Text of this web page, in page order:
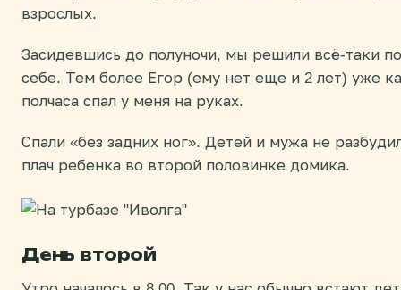
взрослых.
Засидевшись до полуночи, мы решили всё-таки
себе. Тем более Егор (ему нет еще и 2 лет) уже
полчаса спал у меня на руках.
Спали «без задних ног». Детей и мужа не
плач ребенка во второй половинке домика.
День второй